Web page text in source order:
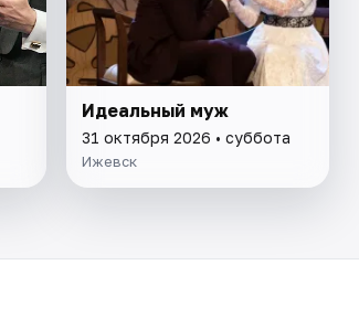
Идеальный муж
31 октября 2026 • суббота
Ижевск